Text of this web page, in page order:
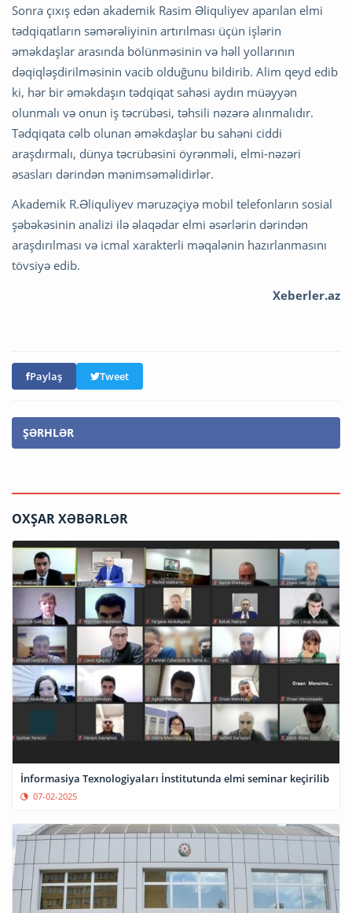
Sonra çıxış edən akademik Rasim Əliquliyev aparılan elmi
tədqiqatların səmərəliyinin artırılması üçün işlərin
əməkdaşlar arasında bölünməsinin və həll yollarının
dəqiqləşdirilməsinin vacib olduğunu bildirib. Alim qeyd edib
ki, hər bir əməkdaşın tədqiqat sahəsi aydın müəyyən
olunmalı və onun iş təcrübəsi, təhsili nəzərə alınmalıdır.
Tədqiqata cəlb olunan əməkdaşlar bu sahəni ciddi
araşdırmalı, dünya təcrübəsini öyrənməli, elmi-nəzəri
əsasları dərindən mənimsəməlidirlər.
Akademik R.Əliquliyev məruzəçiyə mobil telefonların sosial
şəbəkəsinin analizi ilə əlaqədar elmi əsərlərin dərindən
araşdırılması və icmal xarakterli məqalənin hazırlanmasını
tövsiyə edib.
Xeberler.az
Paylaş Tweet
ŞƏRHLƏR
OXŞAR XƏBƏRLƏR
İnformasiya Texnologiyaları İnstitutunda elmi seminar keçirilib
07-02-2025